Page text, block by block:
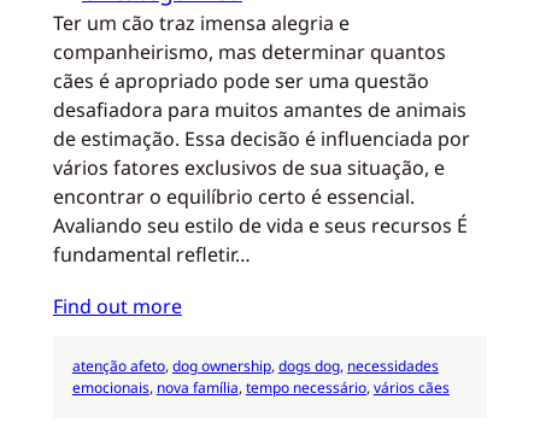
Ter um cão traz imensa alegria e
companheirismo, mas determinar quantos
cães é apropriado pode ser uma questão
desafiadora para muitos amantes de animais
de estimação. Essa decisão é influenciada por
vários fatores exclusivos de sua situação, e
encontrar o equilíbrio certo é essencial.
Avaliando seu estilo de vida e seus recursos É
fundamental refletir…
Find out more
atenção afeto, dog ownership, dogs dog, necessidades
emocionais, nova família, tempo necessário, vários cães